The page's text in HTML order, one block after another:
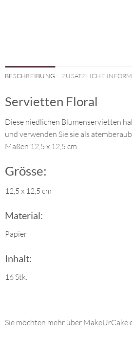
BESCHREIBUNG ZUSÄTZLICHE
Servietten Floral
Diese niedlichen Blumenservietten
und verwenden Sie sie als
Maßen 12,5 x 12,5 cm
Grösse:
12,5 x 12,5 cm
Material:
Papier
Inhalt:
16 Stk.
Sie möchten mehr über MakeUrCake